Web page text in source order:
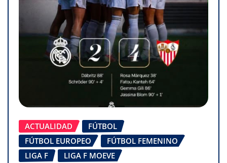
ACTUALIDAD
FÚTBOL
FÚTBOL EUROPEO
FÚTBOL FEMENINO
LIGA F
LIGA F MOEVE